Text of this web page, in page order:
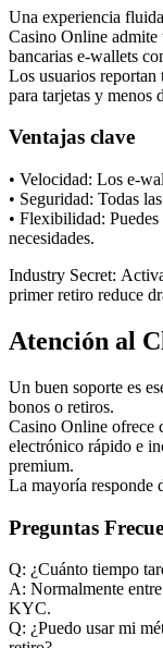
Una experiencia
Casino Online admite
bancarias e‑wallets
Los usuarios reportan
para tarjetas y menos
Ventajas clave
• Velocidad: Los
• Seguridad: Todas
• Flexibilidad:
necesidades.
Industry Secret:
primer retiro reduce
Atención al
Un buen soporte es
bonos o retiros.
Casino Online ofrece
electrónico rápido e
premium.
La mayoría responde
Preguntas
Q: ¿Cuánto tiempo
A: Normalmente
KYC.
Q: ¿Puedo usar mi